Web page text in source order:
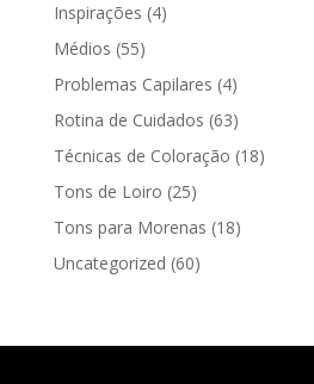
Inspirações (4)
Médios (55)
Problemas Capilares (4)
Rotina de Cuidados (63)
Técnicas de Coloração (18)
Tons de Loiro (25)
Tons para Morenas (18)
Uncategorized (60)